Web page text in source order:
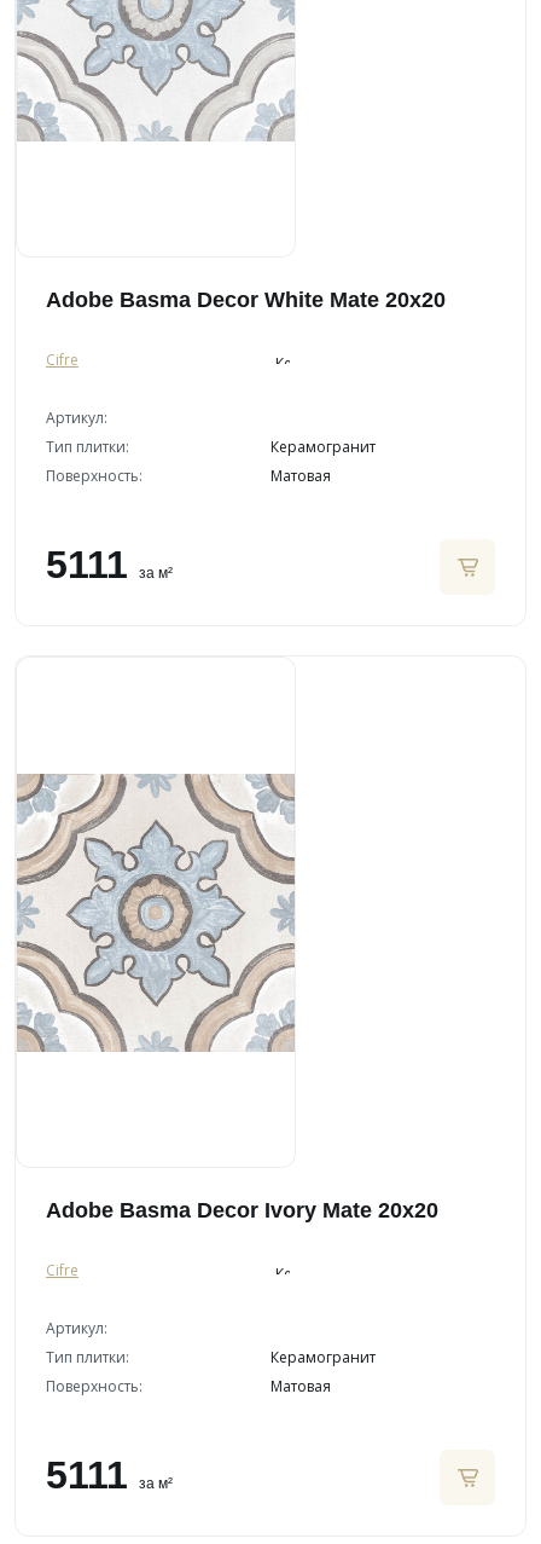
Adobe Basma Decor White Mate 20x20
Cifre
Артикул:
Тип плитки:
Керамогранит
Поверхность:
Матовая
5111 за м²
Adobe Basma Decor Ivory Mate 20x20
Cifre
Артикул:
Тип плитки:
Керамогранит
Поверхность:
Матовая
5111 за м²